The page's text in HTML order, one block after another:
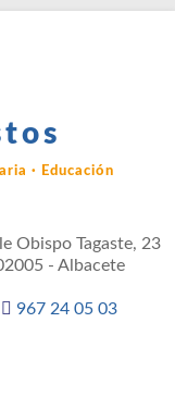
· Educación
Obispo Tagaste, 23
- Albacete
967 24 05 03